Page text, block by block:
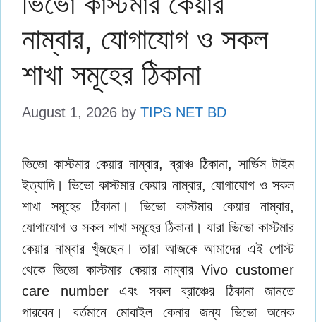
নাম্বার, যোগাযোগ ও সকল
শাখা সমূহের ঠিকানা
August 1, 2026 by TIPS NET BD
ভিভো কাস্টমার কেয়ার নাম্বার, ব্রাঞ্চ ঠিকানা, সার্ভিস টাইম
ইত্যাদি। ভিভো কাস্টমার কেয়ার নাম্বার, যোগাযোগ ও সকল
শাখা সমূহের ঠিকানা। ভিভো কাস্টমার কেয়ার নাম্বার,
যোগাযোগ ও সকল শাখা সমূহের ঠিকানা। যারা ভিভো কাস্টমার
কেয়ার নাম্বার খুঁজছেন। তারা আজকে আমাদের এই পোস্ট
থেকে ভিভো কাস্টমার কেয়ার নাম্বার Vivo customer
care number এবং সকল ব্রাঞ্চের ঠিকানা জানতে
পারবেন। বর্তমানে মোবাইল কেনার জন্য ভিভো অনেক